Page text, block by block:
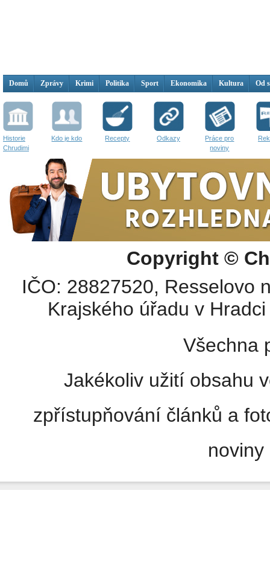
Domů Zprávy Krimi Politika Sport Ekonomika Kultura Od
Historie
Chrudimi
Kdo je kdo Recepty Odkazy
Práce pro
noviny
Copyright ©
IČO: 28827520, Resselovo
Krajského úřadu v
Všechna
Jakékoliv užití obsahu
zpřístupňování článků a